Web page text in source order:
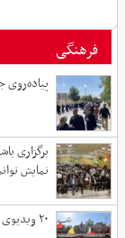
فرهنگی
پیاده‌روی
برگزاری
نمایش
۲۰ ویدیوی تماشایی از مراسم تشییع و نماز بر پیکر رهبر شهید در مشهد